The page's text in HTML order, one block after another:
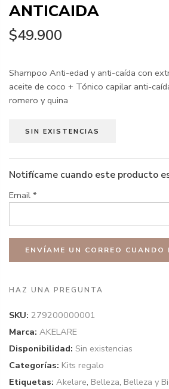
ANTICAIDA
$49.900
Shampoo Anti-edad y anti-caída con
aceite de coco + Tónico capilar anti-
romero y quina
SIN EXISTENCIAS
Notifícame cuando este producto
Email *
HAZ UNA PREGUNTA
SKU: 279200000001
Marca: AKELARE
Disponibilidad: Sin existencias
Categorías: Kits regalo
Etiquetas: Akelare, Belleza, Belleza y